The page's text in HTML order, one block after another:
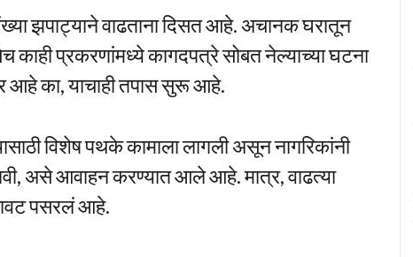
झपाट्याने वाढताना दिसत आहे. अचानक घरातून
काही प्रकरणांमध्ये कागदपत्रे सोबत नेल्याच्या घटना
आहे का, याचाही तपास सुरू आहे.
विशेष पथके कामाला लागली असून नागरिकांनी
असे आवाहन करण्यात आले आहे. मात्र, वाढत्या
पसरलं आहे.